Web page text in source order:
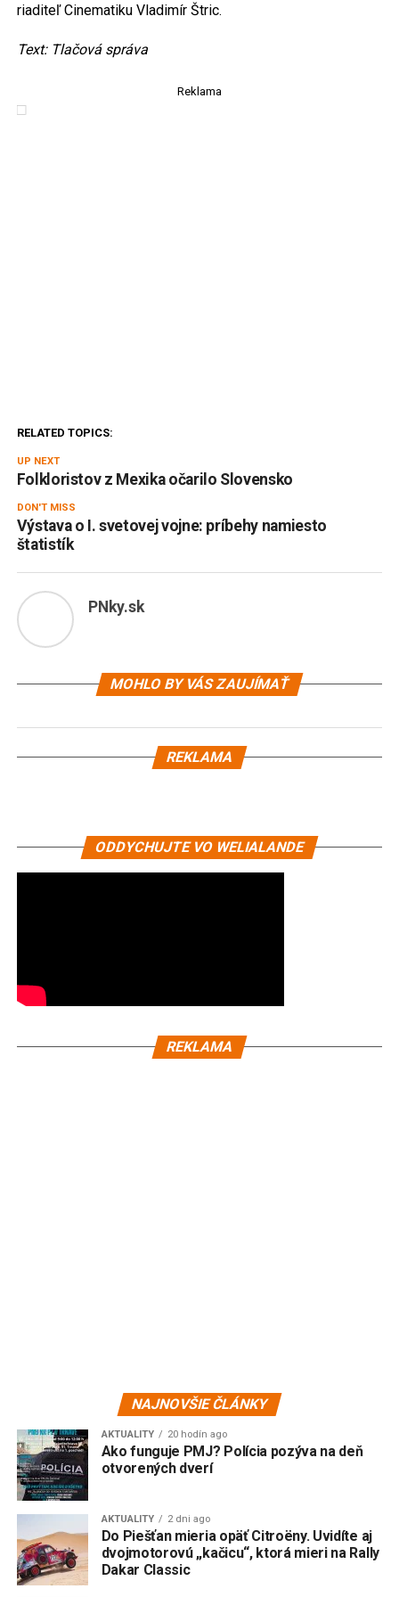
riaditeľ Cinematiku Vladimír Štric.
Text: Tlačová správa
Reklama
RELATED TOPICS:
UP NEXT
Folkloristov z Mexika očarilo Slovensko
DON'T MISS
Výstava o I. svetovej vojne: príbehy namiesto
štatistík
PNky.sk
MOHLO BY VÁS ZAUJÍMAŤ
REKLAMA
ODDYCHUJTE VO WELIALANDE
REKLAMA
NAJNOVŠIE ČLÁNKY
AKTUALITY 20 hodín ago
Ako funguje PMJ? Polícia pozýva na deň
otvorených dverí
AKTUALITY 2 dni ago
Do Piešťan mieria opäť Citroëny. Uvidíte aj
dvojmotorovú „kačicu“, ktorá mieri na Rally
Dakar Classic